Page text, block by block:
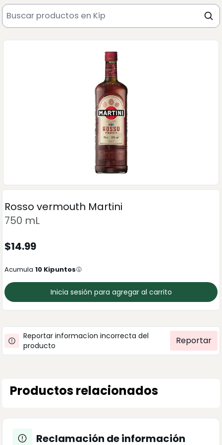
Rosso vermouth Martini
750 mL
$14.99
Acumula 10 Kipuntos
Inicia sesión para agregar al carrito
Reportar informacíon incorrecta del
producto
Reportar
Productos relacionados
Reclamación de información